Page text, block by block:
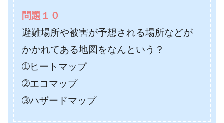
防災先生
問題１０
避難場所や被害が予想される場所などが
かかれてある地図をなんという？
➀ヒートマップ
➁エコマップ
➂ハザードマップ